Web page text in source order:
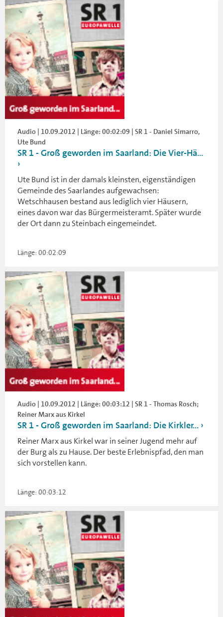
Audio | 10.09.2012 | Länge: 00:02:09 | SR 1 - Daniel Simarro,
Ute Bund
SR 1 - Groß geworden im Saarland: Die Vier-Hä...
Ute Bund ist in der damals kleinsten, eigenständigen
Gemeinde des Saarlandes aufgewachsen:
Wetschhausen bestand aus lediglich vier Häusern,
eines davon war das Bürgermeisteramt. Später wurde
der Ort dann zu Steinbach eingemeindet.
Länge: 00:02:09
Audio | 10.09.2012 | Länge: 00:03:12 | SR 1 - Thomas Rosch;
Reiner Marx aus Kirkel
SR 1 - Groß geworden im Saarland: Die Kirkler...
Reiner Marx aus Kirkel war in seiner Jugend mehr auf
der Burg als zu Hause. Der beste Erlebnispfad, den man
sich vorstellen kann.
Länge: 00:03:12